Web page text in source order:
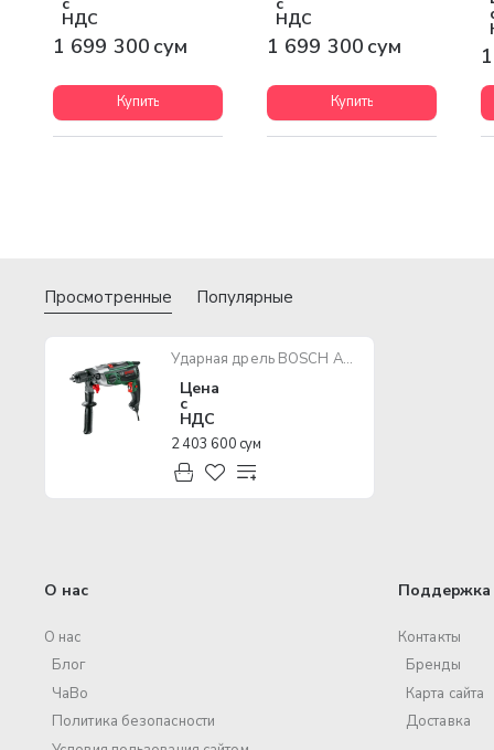
НДС
1 699 300 сум
Купить
НДС
1 699 300 сум
Купить
Просмотренные Популярные
Ударная дрель BOSCH AdvancedImpact 900
Цена
с
НДС
2 403 600 сум
О нас
О нас
Блог
ЧаВо
Политика безопасности
Поддержка
Контакты
Бренды
Карта сайта
Доставка